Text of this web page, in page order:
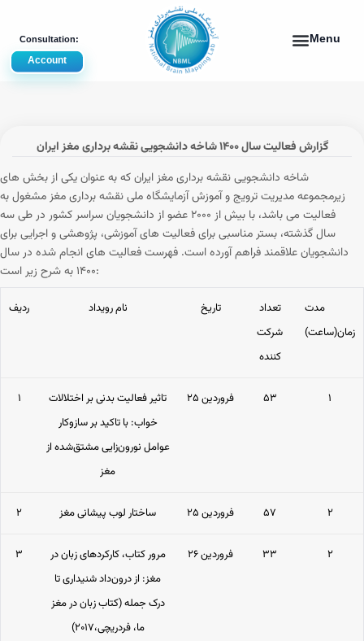
Account
گزارش فعالیت سال ۱۴۰۰ شاخه دانشجویی نقشه برداری مغز ایران
شاخه دانشجویی نقشه برداری مغز ایران که به عنوان یکی از بخش های
زیرمجموعه مدیریت ترویج و آموزش آزمایشگاه ملی نقشه برداری مغز مشغول به
فعالیت می باشد، با بیش از ۲۰۰۰ عضو از دانشجویان سراسر کشور در طی سه
سال گذشته، بستر مناسبی برای فعالیت های آموزشی، پژوهشی و اجرایی برای
دانشجویان علاقمند فراهم آورده است. فهرست فعالیت های انجام شده در سال
۱۴۰۰ به شرح زیر است:
ردیف نام رویداد تاریخ
تعداد
شرکت
کننده
مدت
زمان(ساعت)
۱
تاثیر فعالیت بدنی بر اختلالات
خواب: با تاکید بر سازوکار
عوامل نورون‌زایی مشتق‌شده از
مغز
۲۵ فروردین ۵۳ ۱
۲ ساختار لوب پیشانی مغز ۲۵ فروردین ۵۷ ۲
۳
مرور کتاب، کارکردهای زبان در
مغز: از درون‌داد شنیداری تا
درک جمله (کتاب زبان در مغز
ما، فردریچی،۲۰۱۷)
۲۶ فروردین ۳۳ ۲